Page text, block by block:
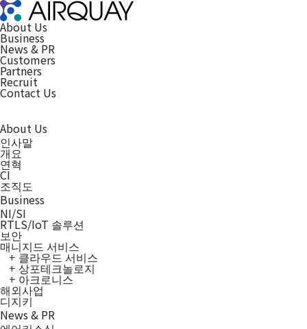
About Us
Business
News & PR
Customers
Partners
Recruit
Contact Us
About Us
인사말
개요
연혁
CI
조직도
Business
NI/SI
RTLS/IoT 솔루션
보안
매니지드 서비스
클라우드 서비스
상포테크놀로지
아크로니스
해외사업
디지키
News & PR